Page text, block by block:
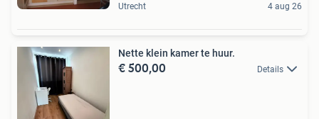
Utrecht 4 aug 26
Nette klein kamer te huur.
€ 500,00 Details